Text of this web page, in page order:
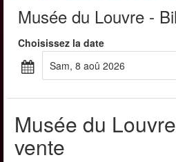
Musée du Louvre -
Choisissez la date
sam, 8 aoû 2026
Musée du
vente